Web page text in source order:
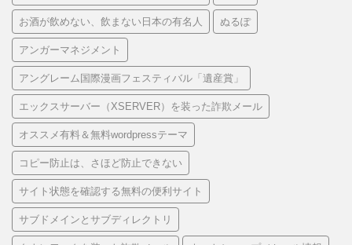
お酒が飲めない、飲まない日本の有名人 ぬるぽ
アンガーマネジメント
アングレーム国際漫画フェスティバル「遺産賞」
エックスサーバー（XSERVER）を装った詐欺メール
オススメ有料＆無料wordpressテーマ
コピー防止は、さほど防止できない
サイト状態を確認する無料の便利サイト
サブドメインとサブディレクトリ